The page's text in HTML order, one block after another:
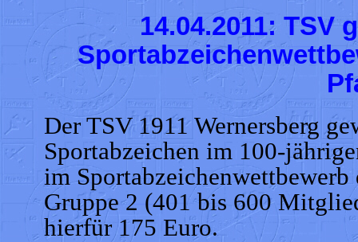
14.04.2011: TSV
Der TSV 1911 Wernersberg
Sportabzeichen im 100-
im
Gruppe 2 (401 bis 600
hierfür 175 Euro.